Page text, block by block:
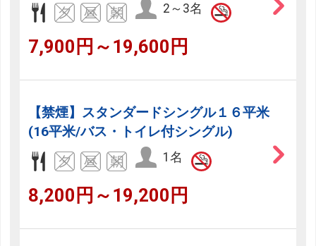
2～3名
7,900円～19,600円
【禁煙】スタンダードシングル１６平米
(16平米/バス・トイレ付シングル)
1名
8,200円～19,200円